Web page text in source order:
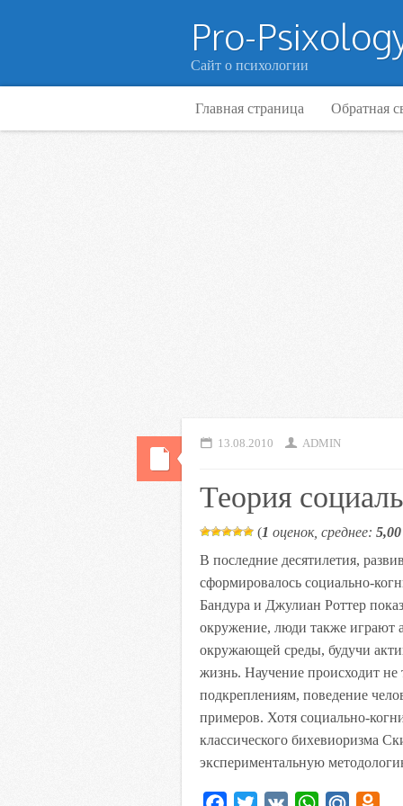
Pro-
Сайт о психологии
Главная страница Обратная
13.08.2010 ADMIN
Теория
(1 оценок, среднее: 5,00
В последние десятилетия,
сформировалось социально-
Бандура и Джулиан Роттер
окружение, люди также играют
окружающей среды, будучи
жизнь. Научение происходит
подкреплениям, поведение
примеров. Хотя социально-
классического бихевиоризма
экспериментальную
W